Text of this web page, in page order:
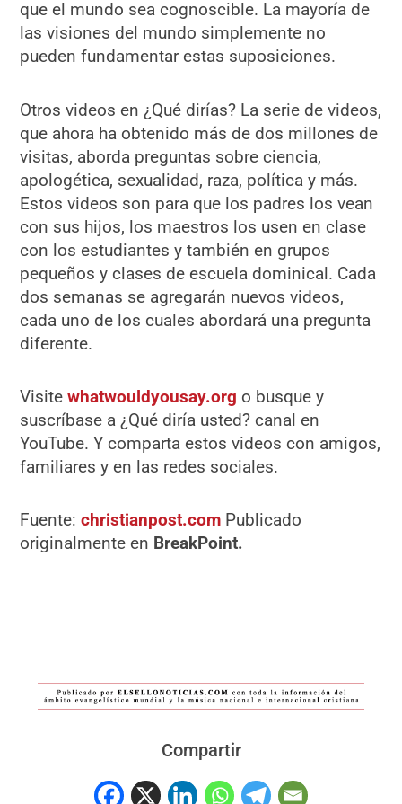
que el mundo sea cognoscible. La mayoría de
las visiones del mundo simplemente no
pueden fundamentar estas suposiciones.
Otros videos en ¿Qué dirías? La serie de videos,
que ahora ha obtenido más de dos millones de
visitas, aborda preguntas sobre ciencia,
apologética, sexualidad, raza, política y más.
Estos videos son para que los padres los vean
con sus hijos, los maestros los usen en clase
con los estudiantes y también en grupos
pequeños y clases de escuela dominical. Cada
dos semanas se agregarán nuevos videos,
cada uno de los cuales abordará una pregunta
diferente.
Visitewhatwouldyousay.org o busque y
suscríbase a ¿Qué diría usted? canal en
YouTube. Y comparta estos videos con amigos,
familiares y en las redes sociales.
Fuente: christianpost.com Publicado
originalmente en BreakPoint.
Compartir